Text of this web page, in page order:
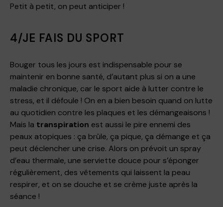
Petit à petit, on peut anticiper !
4/JE FAIS DU SPORT
Bouger tous les jours est indispensable pour se
maintenir en bonne santé, d’autant plus si on a une
maladie chronique, car le sport aide à lutter contre le
stress, et il défoule ! On en a bien besoin quand on lutte
au quotidien contre les plaques et les démangeaisons !
Mais la transpiration est aussi le pire ennemi des
peaux atopiques : ça brûle, ça pique, ça démange et ça
peut déclencher une crise. Alors on prévoit un spray
d’eau thermale, une serviette douce pour s’éponger
régulièrement, des vêtements qui laissent la peau
respirer, et on se douche et se crème juste après la
séance !